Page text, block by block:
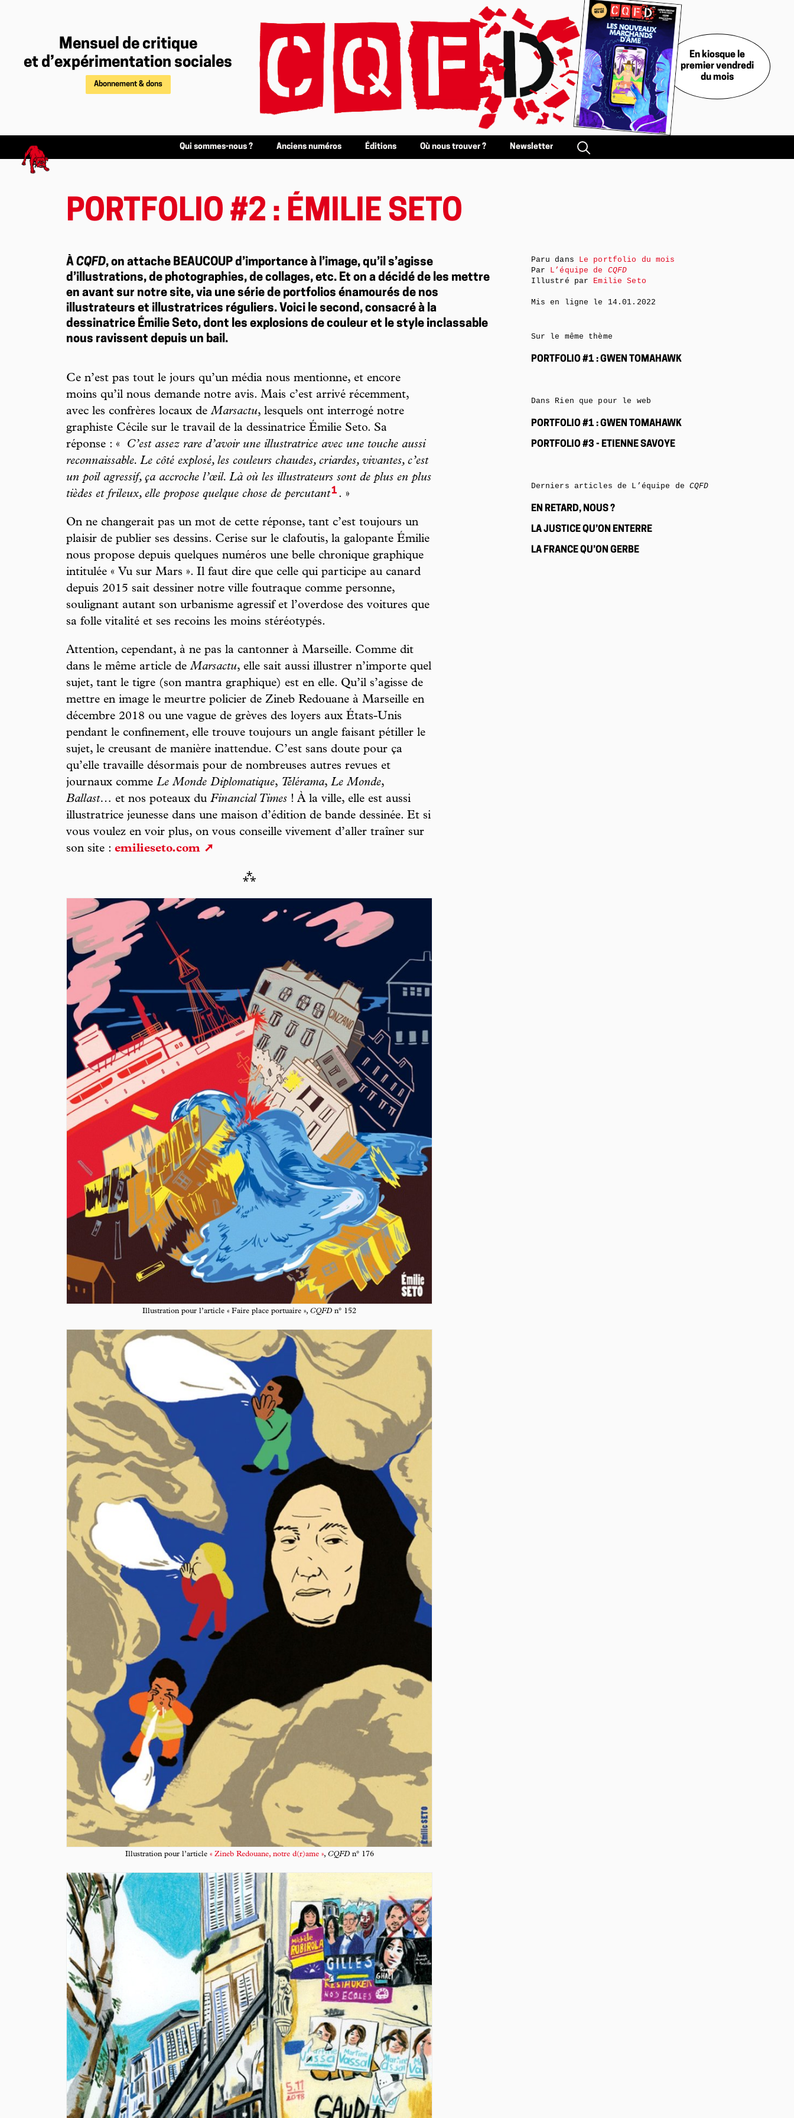
Mensuel de critique
et d’expérimentation sociales
Abonnement & dons
En kiosque le
premier vendredi
du mois
Qui sommes-nous ? Anciens numéros Éditions Où nous trouver ? Newsletter
PORTFOLIO #2 : ÉMILIE SETO
À CQFD, on attache BEAUCOUP d’importance à l’image, qu’il s’agisse
d’illustrations, de photographies, de collages, etc. Et on a décidé de les mettre
en avant sur notre site, via une série de portfolios énamourés de nos
illustrateurs et illustratrices réguliers. Voici le second, consacré à la
dessinatrice Émilie Seto, dont les explosions de couleur et le style inclassable
nous ravissent depuis un bail.
Ce n’est pas tout le jours qu’un média nous mentionne, et encore
moins qu’il nous demande notre avis. Mais c’est arrivé récemment,
avec les confrères locaux deMarsactu, lesquels ont interrogé notre
graphiste Cécile sur le travail de la dessinatrice Émilie Seto. Sa
réponse : «
C’est assez rare d’avoir une illustratrice avec une touche aussi
reconnaissable. Le côté explosé, les couleurs chaudes, criardes, vivantes, c’est
un poil agressif, ça accroche l’œil. Là où les illustrateurs sont de plus en plus
tièdes et frileux, elle propose quelque chose de percutant1 . »
On ne changerait pas un mot de cette réponse, tant c’est toujours un
plaisir de publier ses dessins. Cerise sur le clafoutis, la galopante Émilie
nous propose depuis quelques numéros une belle chronique graphique
intitulée « Vu sur Mars ». Il faut dire que celle qui participe au canard
depuis 2015 sait dessiner notre ville foutraque comme personne,
soulignant autant son urbanisme agressif et l’overdose des voitures que
sa folle vitalité et ses recoins les moins stéréotypés.
Attention, cependant, à ne pas la cantonner à Marseille. Comme dit
dans le même article deMarsactu, elle sait aussi illustrer n’importe quel
sujet, tant le tigre (son mantra graphique) est en elle. Qu’il s’agisse de
mettre en image le meurtre policier de Zineb Redouane à Marseille en
décembre 2018 ou une vague de grèves des loyers aux États-Unis
pendant le confinement, elle trouve toujours un angle faisant pétiller le
sujet, le creusant de manière inattendue. C’est sans doute pour ça
qu’elle travaille désormais pour de nombreuses autres revues et
journaux comme Le Monde Diplomatique, Télérama, Le Monde,
Ballast… et nos poteaux du Financial Times ! À la ville, elle est aussi
illustratrice jeunesse dans une maison d’édition de bande dessinée. Et si
vous voulez en voir plus, on vous conseille vivement d’aller traîner sur
son site : emilieseto.com
⁂
Illustration pour l’article « Faire place portuaire », CQFD n° 152
Illustration pour l’article « Zineb Redouane, notre d(r)ame », CQFDn° 176
Paru dans Le portfolio du mois
Par L’équipe de CQFD
Illustré par Emilie Seto
Mis en ligne le 14.01.2022
Sur le même thème
PORTFOLIO #1 : GWEN TOMAHAWK
Dans Rien que pour le web
PORTFOLIO #1 : GWEN TOMAHAWK
PORTFOLIO #3 - ETIENNE SAVOYE
Derniers articles de L’équipe de CQFD
EN RETARD, NOUS ?
LA JUSTICE QU’ON ENTERRE
LA FRANCE QU’ON GERBE